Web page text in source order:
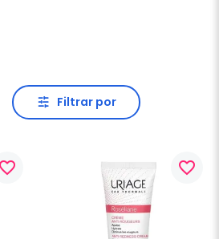
Filtrar por
favorite_border favorite_border